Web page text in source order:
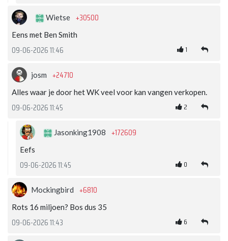
Wietse +30500
Eens met Ben Smith
09-06-2026 11:46 1
josm +24710
Alles waar je door het WK veel voor kan vangen verkopen.
09-06-2026 11:45 2
Jasonking1908 +172609
Eefs
09-06-2026 11:45 0
Mockingbird +6810
Rots 16 miljoen? Bos dus 35
09-06-2026 11:43 6